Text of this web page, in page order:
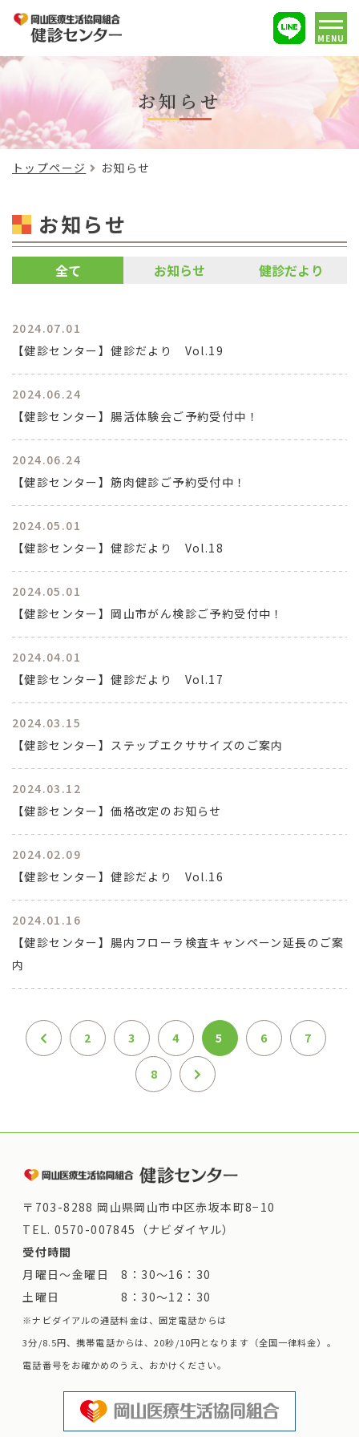
MENU
お知らせ
トップページ お知らせ
お知らせ
全て お知らせ 健診だより
2024.07.01
【健診センター】健診だより Vol.19
2024.06.24
【健診センター】腸活体験会ご予約受付中！
2024.06.24
【健診センター】筋肉健診ご予約受付中！
2024.05.01
【健診センター】健診だより Vol.18
2024.05.01
【健診センター】岡山市がん検診ご予約受付中！
2024.04.01
【健診センター】健診だより Vol.17
2024.03.15
【健診センター】ステップエクササイズのご案内
2024.03.12
【健診センター】価格改定のお知らせ
2024.02.09
【健診センター】健診だより Vol.16
2024.01.16
【健診センター】腸内フローラ検査キャンペーン延長のご案
内
2 3 4 5 6 7
8
〒703-8288 岡山県岡山市中区赤坂本町8−10
TEL.0570-007845（ナビダイヤル）
受付時間
月曜日～金曜日 8：30～16：30
土曜日 8：30～12：30
※ナビダイアルの通話料金は、固定電話からは
3分/8.5円、携帯電話からは、20秒/10円となります（全国一律料金）。
電話番号をお確かめのうえ、おかけください。